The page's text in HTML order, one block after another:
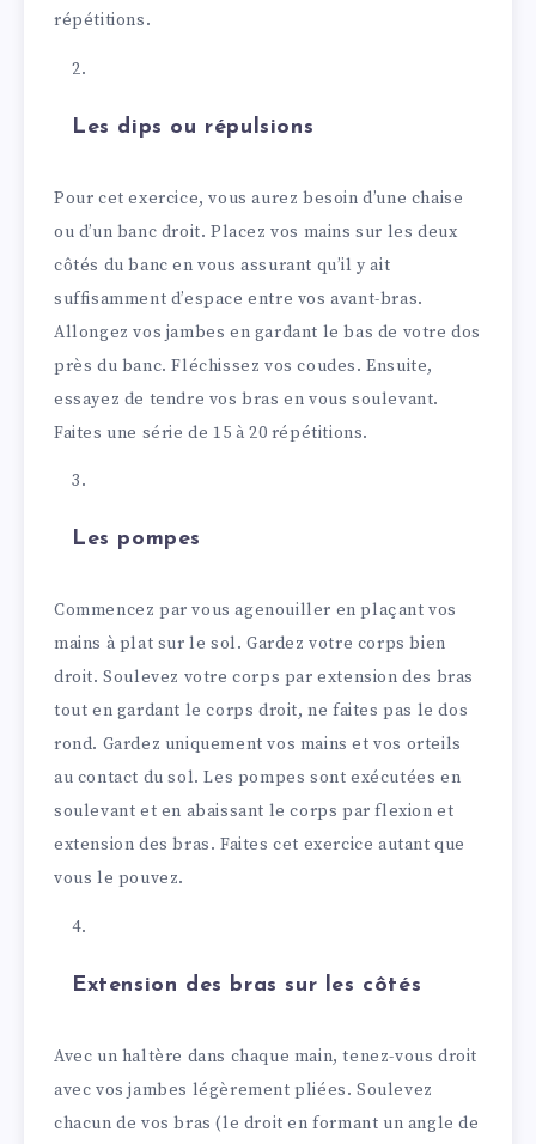
répétitions.
Les dips ou répulsions
Pour cet exercice, vous aurez besoin d’une chaise
ou d’un banc droit. Placez vos mains sur les deux
côtés du banc en vous assurant qu’il y ait
suffisamment d’espace entre vos avant-bras.
Allongez vos jambes en gardant le bas de votre dos
près du banc. Fléchissez vos coudes. Ensuite,
essayez de tendre vos bras en vous soulevant.
Faites une série de 15 à 20 répétitions.
Les pompes
Commencez par vous agenouiller en plaçant vos
mains à plat sur le sol. Gardez votre corps bien
droit. Soulevez votre corps par extension des bras
tout en gardant le corps droit, ne faites pas le dos
rond. Gardez uniquement vos mains et vos orteils
au contact du sol. Les pompes sont exécutées en
soulevant et en abaissant le corps par flexion et
extension des bras. Faites cet exercice autant que
vous le pouvez.
Extension des bras sur les côtés
Avec un haltère dans chaque main, tenez-vous droit
avec vos jambes légèrement pliées. Soulevez
chacun de vos bras (le droit en formant un angle de